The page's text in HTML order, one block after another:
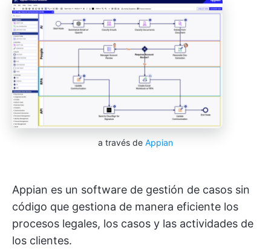
a través de Appian
Appian es un software de gestión de casos sin
código que gestiona de manera eficiente los
procesos legales, los casos y las actividades de
los clientes.